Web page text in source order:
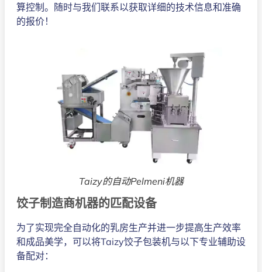
算控制。随时与我们联系以获取详细的技术信息和准确
的报价！
Taizy的自动Pelmeni机器
饺子制造商机器的匹配设备
为了实现完全自动化的乳房生产并进一步提高生产效率
和成品美学，可以将Taizy饺子包装机与以下专业辅助设
备配对：